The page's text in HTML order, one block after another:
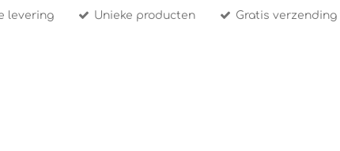
levering Unieke producten Gratis verzending